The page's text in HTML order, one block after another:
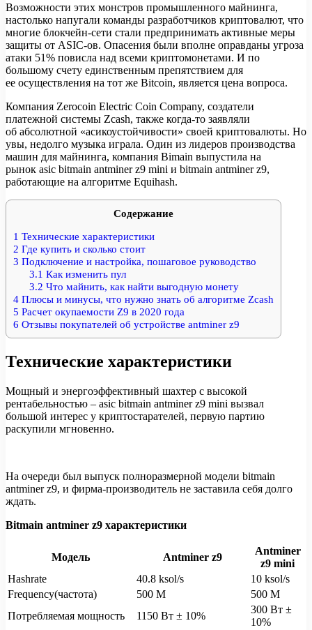
Возможности этих монстров промышленного майнинга,
настолько напугали команды разработчиков криптовалют, что
многие блокчейн-сети стали предпринимать активные меры
защиты от ASIC-ов. Опасения были вполне оправданы угроза
атаки 51% повисла над всеми криптомонетами. И по
большому счету единственным препятствием для
ее осуществления на тот же Bitcoin, является цена вопроса.
Компания Zerocoin Electric Coin Company, создатели
платежной системы Zcash, также когда-то заявляли
об абсолютной «асикоустойчивости» своей криптовалюты. Но
увы, недолго музыка играла. Один из лидеров производства
машин для майнинга, компания Bimain выпустила на
рынок asic bitmain antminer z9 mini и bitmain antminer z9,
работающие на алгоритме Equihash.
Содержание
1 Технические характеристики
2 Где купить и сколько стоит
3 Подключение и настройка, пошаговое руководство
3.1 Как изменить пул
3.2 Что майнить, как найти выгодную монету
4 Плюсы и минусы, что нужно знать об алгоритме Zcash
5 Расчет окупаемости Z9 в 2020 года
6 Отзывы покупателей об устройстве antminer z9
Технические характеристики
Мощный и энергоэффективный шахтер с высокой
рентабельностью – asic bitmain antminer z9 mini вызвал
большой интерес у криптостарателей, первую партию
раскупили мгновенно.
На очереди был выпуск полноразмерной модели bitmain
antminer z9, и фирма-производитель не заставила себя долго
ждать.
Bitmain antminer z9 характеристики
Модель Antminer z9
Antminer
z9 mini
Hashrate
40.8 ksol/s
10 ksol/s
Frequency(частота)
500 M
500 M
Потребляемая мощность
1150 Вт ± 10%
300 Вт ±
10%